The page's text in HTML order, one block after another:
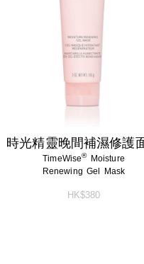
時光精靈晚間補濕修護
TimeWise®Moisture
Renewing Gel Mask
HK$380